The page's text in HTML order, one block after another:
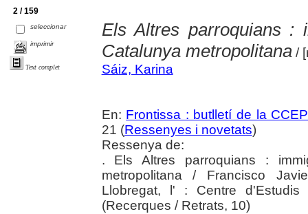
2 / 159
seleccionar
imprimir
Text complet
Els Altres parroquians :
Catalunya metropolitana/
Sáiz, Karina
En: Frontissa : butlletí de la
21 (Ressenyes i novetats)
Ressenya de:
. Els Altres parroquians :
metropolitana / Francisco
Llobregat, l' : Centre
(Recerques / Retrats, 10)